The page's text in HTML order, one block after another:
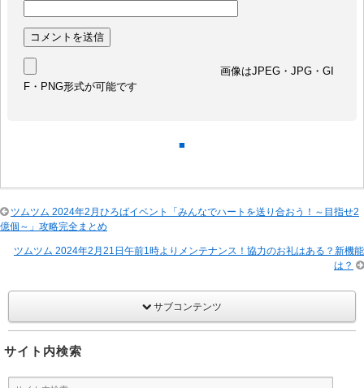
画像はJPEG・JPG・GI
F・PNG形式が可能です
■
ツムツム 2024年2月ひろばイベント「みんなでハートを送り合おう！～目指せ2
億個～」攻略完全まとめ
ツムツム 2024年2月21日午前1時よりメンテナンス！協力のお礼はある？新機能
は？
サブコンテンツ
サイト内検索